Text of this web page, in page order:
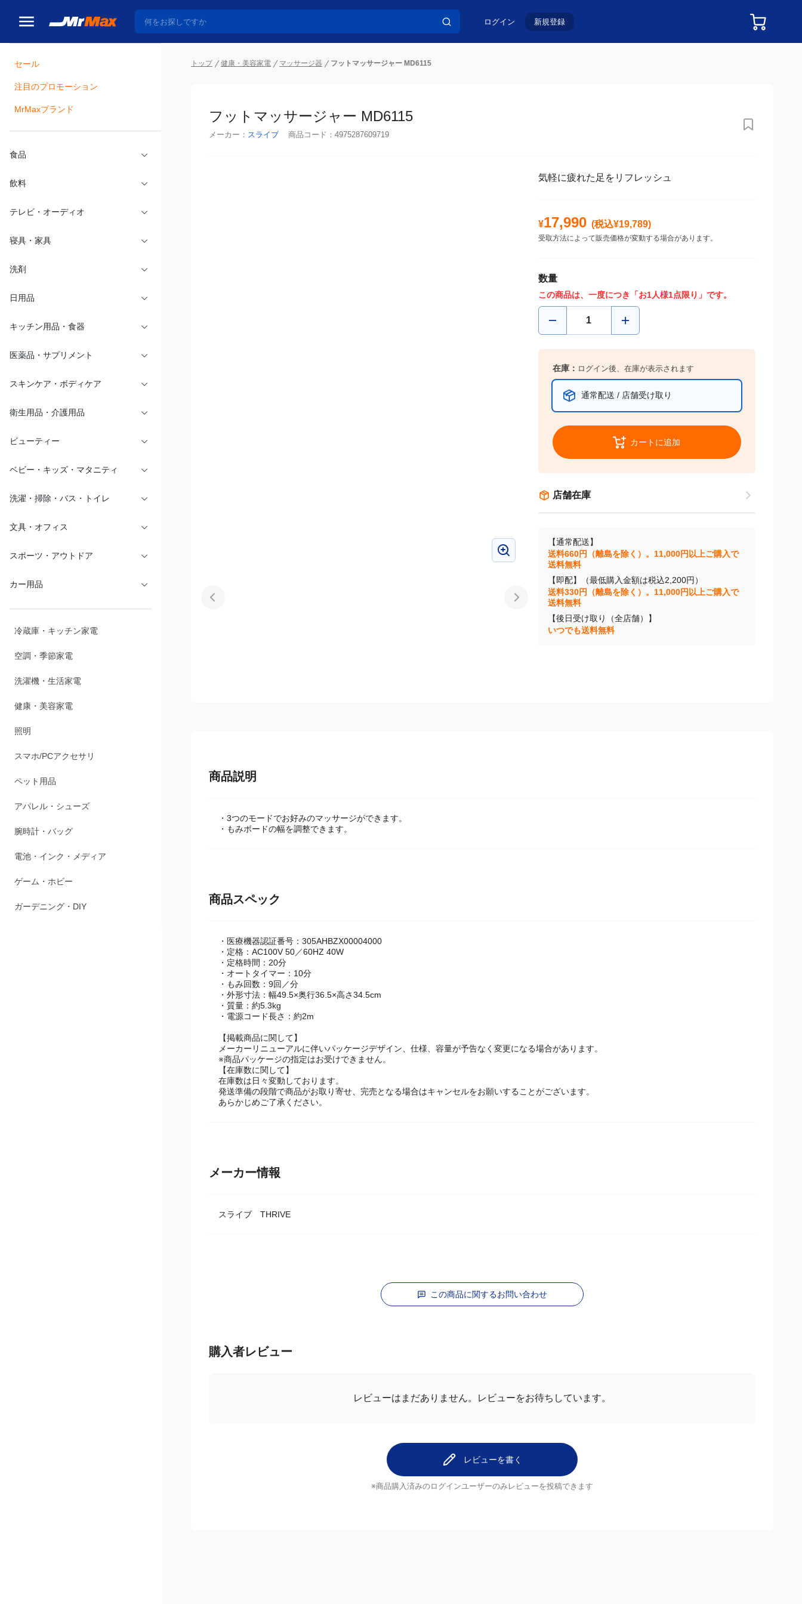
ログイン 新規登録
セール
注目のプロモーション
MrMaxブランド
食品
飲料
テレビ・オーディオ
寝具・家具
洗剤
日用品
キッチン用品・食器
医薬品・サプリメント
スキンケア・ボディケア
衛生用品・介護用品
ビューティー
ベビー・キッズ・マタニティ
洗濯・掃除・バス・トイレ
文具・オフィス
スポーツ・アウトドア
カー用品
冷蔵庫・キッチン家電
空調・季節家電
洗濯機・生活家電
健康・美容家電
照明
スマホ/PCアクセサリ
ペット用品
アパレル・シューズ
腕時計・バッグ
電池・インク・メディア
ゲーム・ホビー
ガーデニング・DIY
トップ 健康・美容家電 マッサージ器 フットマッサージャー MD6115
フットマッサージャー MD6115
メーカー： スライブ 商品コード： 4975287609719
気軽に疲れた足をリフレッシュ
¥17,990 (税込¥19,789)
受取方法によって販売価格が変動する場合があります。
数量
この商品は、一度につき「お1人様1点限り」です。
在庫： ログイン後、在庫が表示されます
通常配送 / 店舗受け取り
カートに追加
店舗在庫
【通常配送】
送料660円（離島を除く）。11,000円以上ご購入で
送料無料
【即配】（最低購入金額は税込2,200円）
送料330円（離島を除く）。11,000円以上ご購入で
送料無料
【後日受け取り（全店舗）】
いつでも送料無料
商品説明
・3つのモードでお好みのマッサージができます。
・もみボードの幅を調整できます。
商品スペック
・医療機器認証番号：305AHBZX00004000
・定格：AC100V 50／60HZ 40W
・定格時間：20分
・オートタイマー：10分
・もみ回数：9回／分
・外形寸法：幅49.5×奥行36.5×高さ34.5cm
・質量：約5.3kg
・電源コード長さ：約2m
【掲載商品に関して】
メーカーリニューアルに伴いパッケージデザイン、仕様、容量が予告なく変更になる場合があります。
※商品パッケージの指定はお受けできません。
【在庫数に関して】
在庫数は日々変動しております。
発送準備の段階で商品がお取り寄せ、完売となる場合はキャンセルをお願いすることがございます。
あらかじめご了承ください。
メーカー情報
スライブ THRIVE
この商品に関するお問い合わせ
購入者レビュー
レビューはまだありません。 レビューをお待ちしています。
レビューを書く
※商品購入済みのログインユーザーのみ レビューを投稿できます